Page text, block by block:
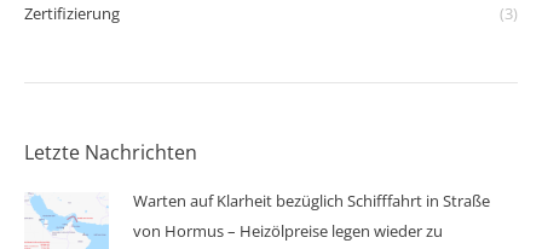
Zertifizierung
(3)
Letzte Nachrichten
Warten auf Klarheit bezüglich Schifffahrt in Straße
von Hormus – Heizölpreise legen wieder zu